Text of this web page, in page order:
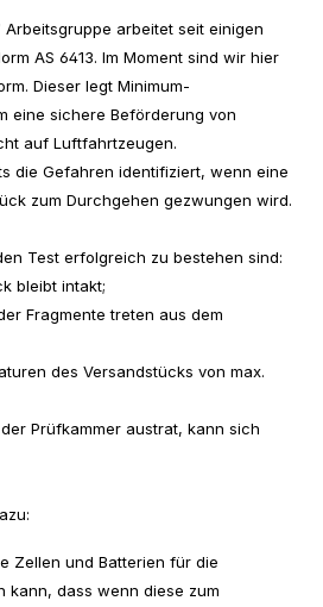
Arbeitsgruppe arbeitet seit einigen
AS 6413. Im Moment sind wir hier
Dieser legt Minimum-
eine sichere Beförderung von
auf Luftfahrtzeugen.
die Gefahren identifiziert, wenn eine
zum Durchgehen gezwungen wird.
Test erfolgreich zu bestehen sind:
intakt;
Fragmente treten aus dem
des Versandstücks von max.
Prüfkammer austrat, kann sich
Zellen und Batterien für die
kann, dass wenn diese zum